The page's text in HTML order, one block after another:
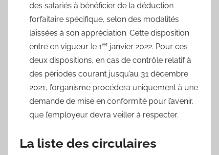
des salariés à bénéficier de la déduction
forfaitaire spécifique, selon des modalités
laissées à son appréciation. Cette disposition
entre en vigueur le 1er janvier 2022. Pour ces
deux dispositions, en cas de contrôle relatif à
des périodes courant jusqu’au 31 décembre
2021, l’organisme procédera uniquement à une
demande de mise en conformité pour l’avenir,
que l’employeur devra veiller à respecter.
La liste des circulaires